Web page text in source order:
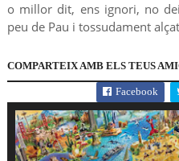
o millor dit, ens ignori, no
peu de Pau i tossudament
COMPARTEIX AMB ELS TEUS
Facebook